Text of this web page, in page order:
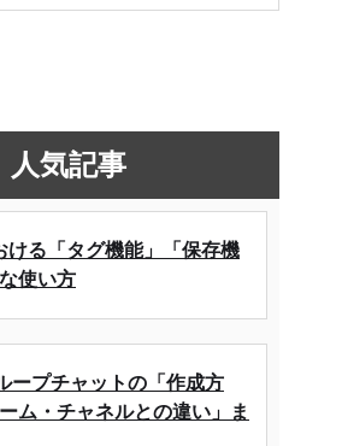
人気記事
る「タグ機能」「保存機
使い方
プチャットの「作成方
ム・チャネルとの違い」ま